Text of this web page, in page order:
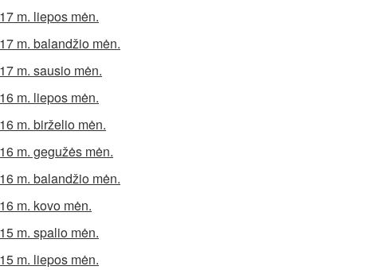
m. liepos mėn.
m. balandžio mėn.
m. sausio mėn.
m. liepos mėn.
m. birželio mėn.
m. gegužės mėn.
m. balandžio mėn.
m. kovo mėn.
m. spalio mėn.
m. liepos mėn.